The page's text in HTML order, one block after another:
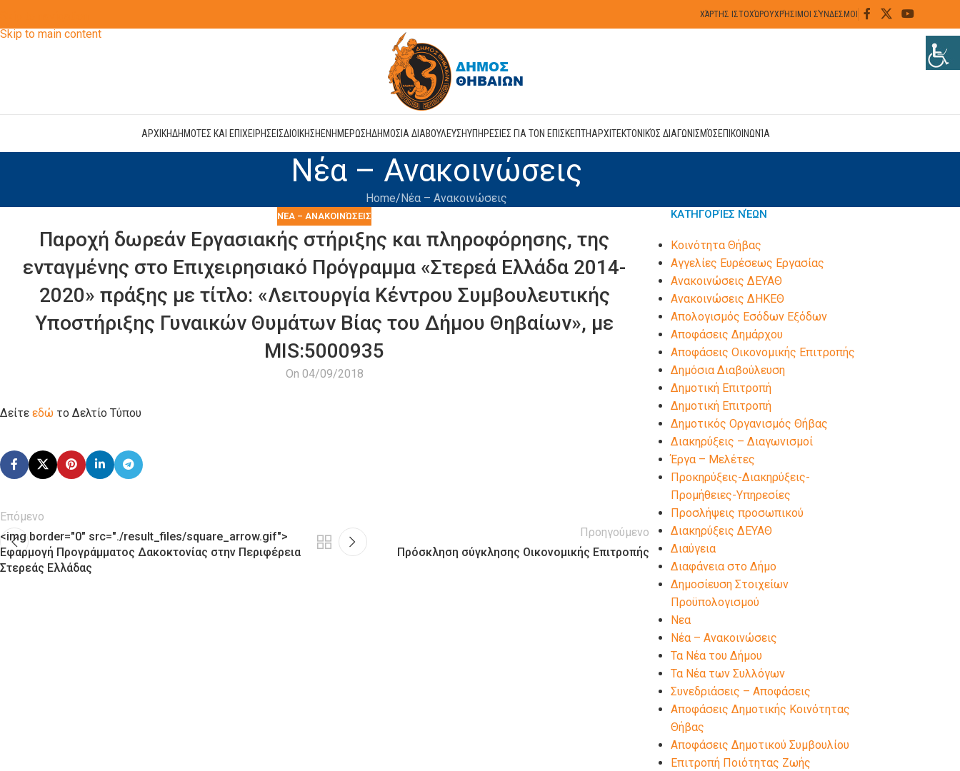
Skip to main content
ΧΆΡΤΗΣ ΙΣΤΟΧΏΡΟΥΧΡΉΣΙΜΟΙ ΣΎΝΔΕΣΜΟΙ
ΑΡΧΙΚΗΔΗΜΟΤΕΣ ΚΑΙ ΕΠΙΧΕΙΡΗΣΕΙΣΔΙΟΙΚΗΣΗΕΝΗΜΕΡΩΣΗΔΗΜΟΣΙΑ ΔΙΑΒΟΥΛΕΥΣΗΥΠΗΡΕΣΙΕΣ ΓΙΑ ΤΟΝ ΕΠΙΣΚΕΠΤΗΑΡΧΙΤΕΚΤΟΝΙΚΌΣ ΔΙΑΓΩΝΙΣΜΌΣΕΠΙΚΟΙΝΩΝΊΑ
Νέα – Ανακοινώσεις
Home Νέα – Ανακοινώσεις
ΝΈΑ – ΑΝΑΚΟΙΝΏΣΕΙΣ
Παροχή δωρεάν Εργασιακής στήριξης και πληροφόρησης, της
ενταγμένης στο Επιχειρησιακό Πρόγραμμα «Στερεά Ελλάδα 2014-
2020» πράξης με τίτλο: «Λειτουργία Κέντρου Συμβουλευτικής
Υποστήριξης Γυναικών Θυμάτων Βίας του Δήμου Θηβαίων», με
MIS:5000935
On 04/09/2018
Δείτε εδώ το Δελτίο Τύπου
Επόμενο
<img border="0" src="./result_files/square_arrow.gif">
Εφαρμογή Προγράμματος Δακοκτονίας στην Περιφέρεια
Στερεάς Ελλάδας
Προηγούμενο
Πρόσκληση σύγκλησης Οικονομικής Επιτροπής
ΚΑΤΗΓΟΡΊΕΣ ΝΈΩΝ
Kοινότητα Θήβας
Αγγελίες Ευρέσεως Εργασίας
Ανακοινώσεις ΔΕΥΑΘ
Ανακοινώσεις ΔΗΚΕΘ
Απολογισμός Εσόδων Εξόδων
Αποφάσεις Δημάρχου
Αποφάσεις Οικονομικής Επιτροπής
Δημόσια Διαβούλευση
Δημοτική Επιτροπή
Δημοτική Επιτροπή
Δημοτικός Οργανισμός Θήβας
Διακηρύξεις – Διαγωνισμοί
Έργα – Μελέτες
Προκηρύξεις-Διακηρύξεις-
Προμήθειες-Υπηρεσίες
Προσλήψεις προσωπικού
Διακηρύξεις ΔΕΥΑΘ
Διαύγεια
Διαφάνεια στο Δήμο
Δημοσίευση Στοιχείων
Προϋπολογισμού
Νεα
Νέα – Ανακοινώσεις
Τα Νέα του Δήμου
Τα Νέα των Συλλόγων
Συνεδριάσεις – Αποφάσεις
Αποφάσεις Δημοτικής Κοινότητας
Θήβας
Αποφάσεις Δημοτικού Συμβουλίου
Επιτροπή Ποιότητας Ζωής